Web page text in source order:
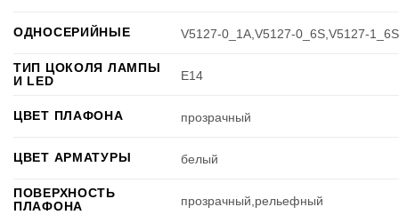
ОДНОСЕРИЙНЫЕ V5127-0_1A,V5127-0_6S,V5127-1_6S
ТИП ЦОКОЛЯ ЛАМПЫ
И LED
E14
ЦВЕТ ПЛАФОНА прозрачный
ЦВЕТ АРМАТУРЫ белый
ПОВЕРХНОСТЬ
ПЛАФОНА
прозрачный,рельефный